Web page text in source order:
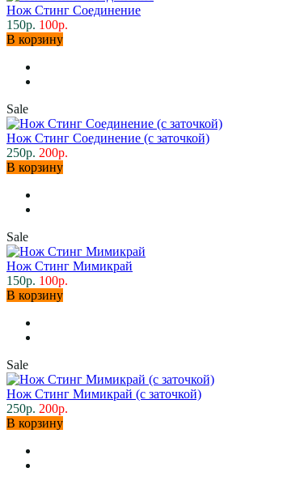
Нож Стинг Соединение
150р. 100р.
В корзину
Sale
Нож Стинг Соединение (с заточкой)
250р. 200р.
В корзину
Sale
Нож Стинг Мимикрай
150р. 100р.
В корзину
Sale
Нож Стинг Мимикрай (с заточкой)
250р. 200р.
В корзину